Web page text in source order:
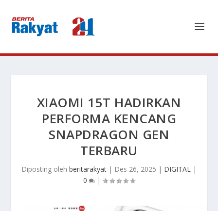
XIAOMI 15T HADIRKAN
PERFORMA KENCANG
SNAPDRAGON GEN
TERBARU
Diposting oleh beritarakyat | Des 26, 2025 | DIGITAL |
0
|